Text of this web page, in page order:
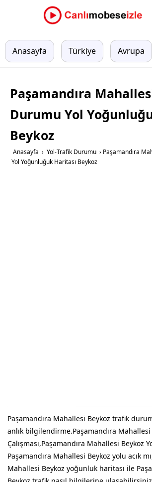
Anasayfa Türkiye Avrupa
Paşamandıra
Durumu Yol
Beykoz
Anasayfa › Yol-Trafik Durumu › Paşamandıra
Yol Yoğunluğuk Haritası Beykoz
Paşamandıra Mahallesi Beykoz trafik
anlık bilgilendirme.Paşamandıra Mahallesi
Çalışması,Paşamandıra Mahallesi Beykoz
Paşamandıra Mahallesi Beykoz yolu acık
Mahallesi Beykoz yoğunluk haritası ile